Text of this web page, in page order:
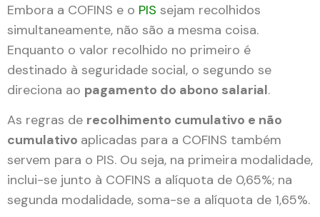
Embora a COFINS e o PIS sejam recolhidos
simultaneamente, não são a mesma coisa.
Enquanto o valor recolhido no primeiro é
destinado à seguridade social, o segundo se
direciona ao pagamento do abono salarial.
As regras de recolhimento cumulativo e não
cumulativo aplicadas para a COFINS também
servem para o PIS. Ou seja, na primeira modalidade,
inclui-se junto à COFINS a alíquota de 0,65%; na
segunda modalidade, soma-se a alíquota de 1,65%.